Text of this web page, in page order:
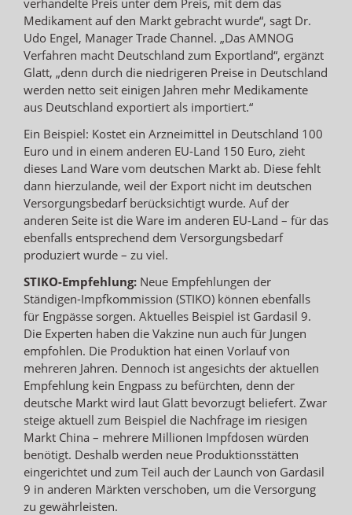
Medikament auf den Markt gebracht wurde“, sagt Dr.
Udo Engel, Manager Trade Channel. „Das AMNOG
Verfahren macht Deutschland zum Exportland“, ergänzt
Glatt, „denn durch die niedrigeren Preise in Deutschland
werden netto seit einigen Jahren mehr Medikamente
aus Deutschland exportiert als importiert.“
Ein Beispiel: Kostet ein Arzneimittel in Deutschland 100
Euro und in einem anderen EU-Land 150 Euro, zieht
dieses Land Ware vom deutschen Markt ab. Diese fehlt
dann hierzulande, weil der Export nicht im deutschen
Versorgungsbedarf berücksichtigt wurde. Auf der
anderen Seite ist die Ware im anderen EU-Land – für das
ebenfalls entsprechend dem Versorgungsbedarf
produziert wurde – zu viel.
STIKO-Empfehlung: Neue Empfehlungen der
Ständigen-Impfkommission (STIKO) können ebenfalls
für Engpässe sorgen. Aktuelles Beispiel ist Gardasil 9.
Die Experten haben die Vakzine nun auch für Jungen
empfohlen. Die Produktion hat einen Vorlauf von
mehreren Jahren. Dennoch ist angesichts der aktuellen
Empfehlung kein Engpass zu befürchten, denn der
deutsche Markt wird laut Glatt bevorzugt beliefert. Zwar
steige aktuell zum Beispiel die Nachfrage im riesigen
Markt China – mehrere Millionen Impfdosen würden
benötigt. Deshalb werden neue Produktionsstätten
eingerichtet und zum Teil auch der Launch von Gardasil
9 in anderen Märkten verschoben, um die Versorgung
zu gewährleisten.